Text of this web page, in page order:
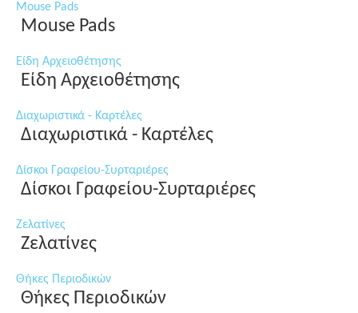
Mouse Pads
Mouse Pads
Είδη Αρχειοθέτησης
Είδη Αρχειοθέτησης
Διαχωριστικά - Καρτέλες
Διαχωριστικά - Καρτέλες
Δίσκοι Γραφείου-Συρταριέρες
Δίσκοι Γραφείου-Συρταριέρες
Ζελατίνες
Ζελατίνες
Θήκες Περιοδικών
Θήκες Περιοδικών